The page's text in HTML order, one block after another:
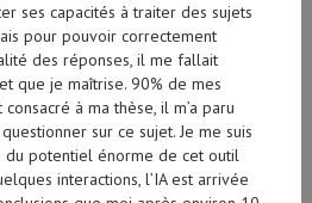
ses capacités à traiter des sujets
pour pouvoir correctement
des réponses, il me fallait
que je maîtrise. 90% de mes
à ma thèse, il m’a paru
sur ce sujet. Je me suis
du potentiel énorme de cet outil
interactions, l’IA est arrivée